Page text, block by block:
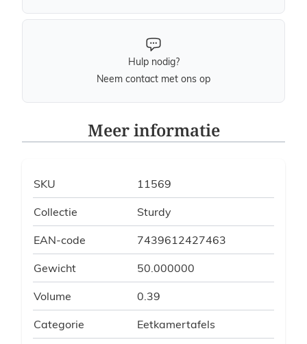
Hulp nodig?
Neem contact met ons op
Meer informatie
SKU 11569
Collectie Sturdy
EAN-code 7439612427463
Gewicht 50.000000
Volume 0.39
Categorie Eetkamertafels